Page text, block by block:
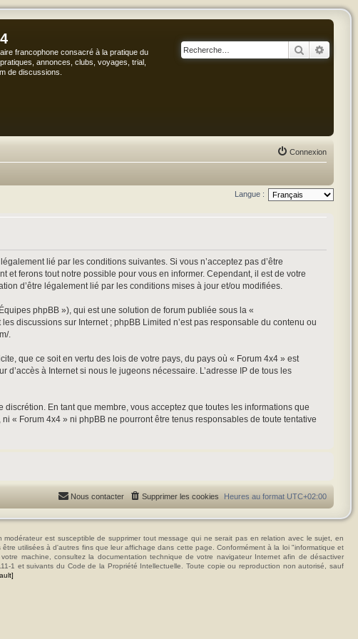
francophone consacré à la pratique du
annonces, clubs, voyages, trial,
de discussions.
Rechercher
Connexion
Langue :
lié par les conditions suivantes. Si vous n’acceptez pas d’être
et ferons tout notre possible pour vous en informer. Cependant, il est de votre
d’être légalement lié par les conditions mises à jour et/ou modifiées.
phpBB »), qui est une solution de forum publiée sous la «
discussions sur Internet ; phpBB Limited n’est pas responsable du contenu ou
.
que ce soit en vertu des lois de votre pays, du pays où « Forum 4x4 » est
à Internet si nous le jugeons nécessaire. L’adresse IP de tous les
En tant que membre, vous acceptez que toutes les informations que
« Forum 4x4 » ni phpBB ne pourront être tenus responsables de toute tentative
Heures au formatUTC+02:00
Supprimer les cookies
Nous contacter
est susceptible de supprimer tout message qui ne serait pas en relation avec le sujet, en
utilisées à d'autres fins que leur affichage dans cette page. Conformément à la loi "informatique et
machine, consultez la documentation technique de votre navigateur Internet afin de désactiver
1 et suivants du Code de la Propriété Intellectuelle. Toute copie ou reproduction non autorisé, sauf